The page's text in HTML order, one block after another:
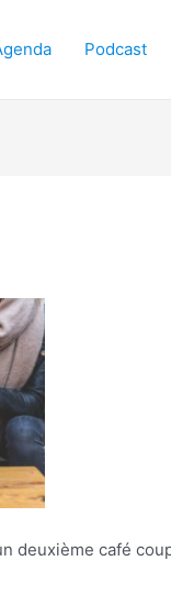
Podcast
deuxième café